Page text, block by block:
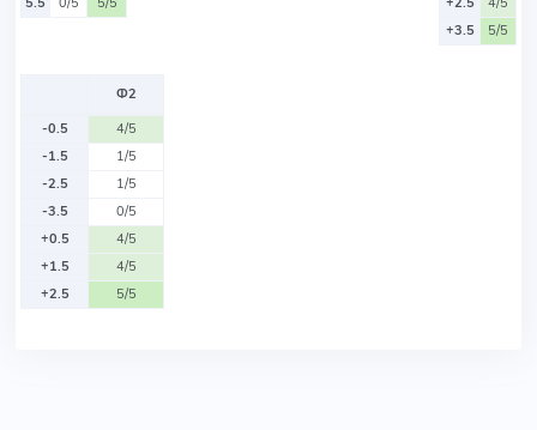
+3.5
5/5
Ф2
-0.5
4/5
-1.5
1/5
-2.5
1/5
-3.5
0/5
+0.5
4/5
+1.5
4/5
+2.5
5/5